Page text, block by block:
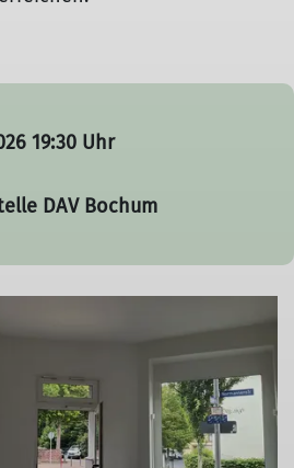
19:30 Uhr
DAV Bochum